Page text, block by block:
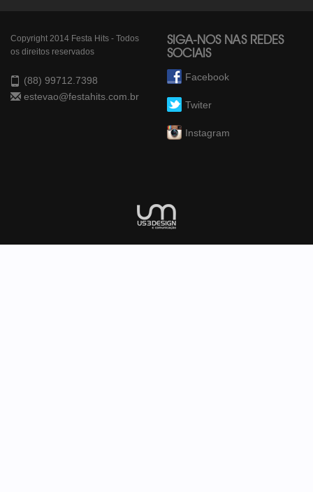
Copyright 2014 Festa Hits - Todos
os direitos reservados
(88) 99712.7398
estevao@festahits.com.br
SIGA-NOS NAS REDES
SOCIAIS
Facebook
Twiter
Instagram